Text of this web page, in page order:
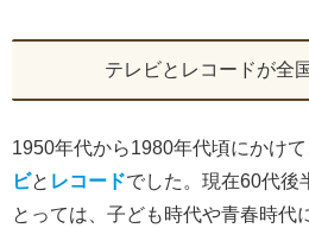
テレビとレコードが全
1950年代から1980年代頃にかけ
ビと レコードでした。現在60代後
とっては、子ども時代や青春時代